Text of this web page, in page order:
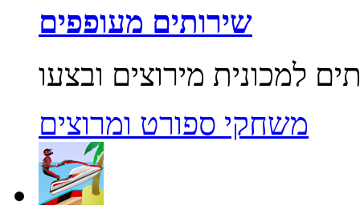
שירותים מעופפים
משחקי ספורט ומרוצים